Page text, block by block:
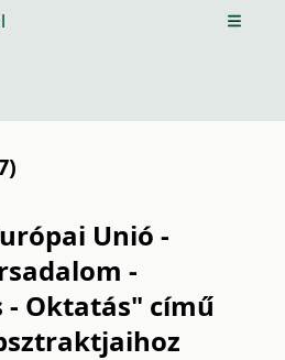
Open
Unió -
-
- Oktatás" című